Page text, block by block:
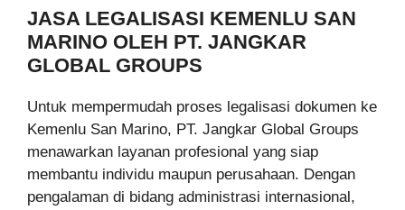
JASA LEGALISASI KEMENLU SAN
MARINO OLEH PT. JANGKAR
GLOBAL GROUPS
Untuk mempermudah proses legalisasi dokumen ke
Kemenlu San Marino, PT. Jangkar Global Groups
menawarkan layanan profesional yang siap
membantu individu maupun perusahaan. Dengan
pengalaman di bidang administrasi internasional,